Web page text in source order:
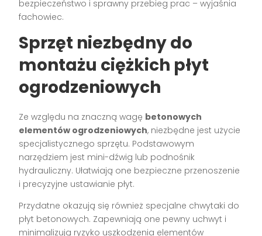
bezpieczeństwo i sprawny przebieg prac – wyjaśnia
fachowiec.
Sprzęt niezbędny do
montażu ciężkich płyt
ogrodzeniowych
Ze względu na znaczną wagę betonowych
elementów ogrodzeniowych, niezbędne jest użycie
specjalistycznego sprzętu. Podstawowym
narzędziem jest mini-dźwig lub podnośnik
hydrauliczny. Ułatwiają one bezpieczne przenoszenie
i precyzyjne ustawianie płyt.
Przydatne okazują się również specjalne chwytaki do
płyt betonowych. Zapewniają one pewny uchwyt i
minimalizują ryzyko uszkodzenia elementów